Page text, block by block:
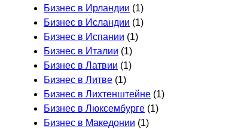
Бизнес в Ирландии (1)
Бизнес в Исландии (1)
Бизнес в Испании (1)
Бизнес в Италии (1)
Бизнес в Латвии (1)
Бизнес в Литве (1)
Бизнес в Лихтенштейне (1)
Бизнес в Люксембурге (1)
Бизнес в Македонии (1)